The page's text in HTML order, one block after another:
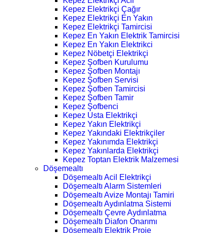
Kepez Elektrikçi Çağır
Kepez Elektrikçi En Yakın
Kepez Elektrikçi Tamircisi
Kepez En Yakın Elektrik Tamircisi
Kepez En Yakın Elektrikci
Kepez Nöbetçi Elektrikçi
Kepez Şofben Kurulumu
Kepez Şofben Montajı
Kepez Şofben Servisi
Kepez Şofben Tamircisi
Kepez Şofben Tamir
Kepez Şofbenci
Kepez Usta Elektrikçi
Kepez Yakın Elektrikçi
Kepez Yakındaki Elektrikçiler
Kepez Yakınımda Elektrikçi
Kepez Yakınlarda Elektrikçi
Kepez Toptan Elektrik Malzemesi
Döşemealtı
Döşemealtı Acil Elektrikçi
Döşemealtı Alarm Sistemleri
Döşemealtı Avize Montajı Tamiri
Döşemealtı Aydınlatma Sistemi
Döşemealtı Çevre Aydınlatma
Döşemealtı Diafon Onarımı
Döşemealtı Elektrik Proje